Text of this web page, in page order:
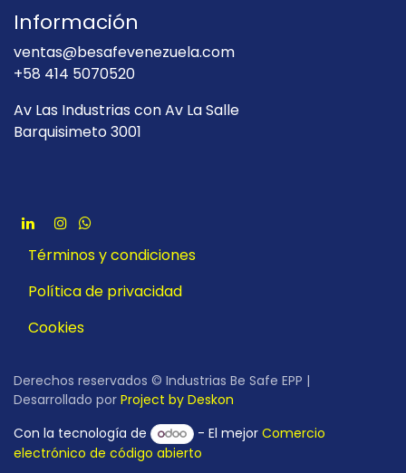
Información
ventas@besafevenezuela.com
+58 414 5070520
Av Las Industrias con Av La Salle
Barquisimeto 3001
Términos y condiciones
Política de privacidad
Cookies
Derechos reservados © Industrias Be Safe EPP |
Desarrollado por Project by Deskon
Con la tecnología de
- El mejorComercio
electrónico de código abierto